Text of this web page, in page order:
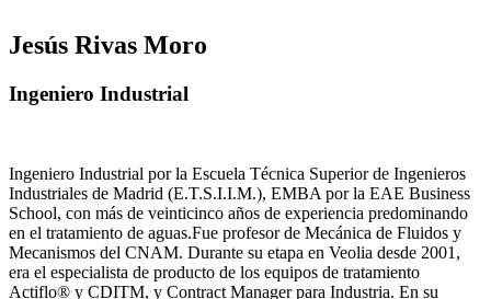
Jesús Rivas Moro
Ingeniero Industrial
Ingeniero Industrial por la Escuela Técnica Superior de Ingenieros
Industriales de Madrid (E.T.S.I.I.M.), EMBA por la EAE Business
School, con más de veinticinco años de experiencia predominando
en el tratamiento de aguas.Fue profesor de Mecánica de Fluidos y
Mecanismos del CNAM. Durante su etapa en Veolia desde 2001,
era el especialista de producto de los equipos de tratamiento
Actiflo® y CDITM, y Contract Manager para Industria. En su